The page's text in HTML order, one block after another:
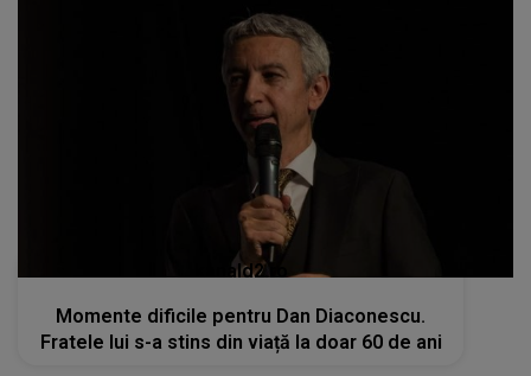
Momente dificile pentru Dan Diaconescu.
Fratele lui s-a stins din viață la doar 60 de ani